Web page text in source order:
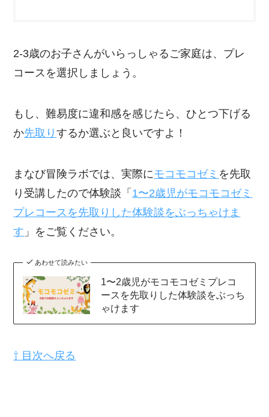
2-3歳のお子さんがいらっしゃるご家庭は、プレ
コースを選択しましょう。
もし、難易度に違和感を感じたら、ひとつ下げる
か先取りするか選ぶと良いですよ！
まなび冒険ラボでは、実際にモコモコゼミ を先取
り受講したので体験談「 1〜2歳児がモコモコゼミ
プレコースを先取りした体験談をぶっちゃけま
す 」をご覧ください。
あわせて読みたい
1〜2歳児がモコモコゼミプレコ
ースを先取りした体験談をぶっち
ゃけます
⇧ 目次へ戻る